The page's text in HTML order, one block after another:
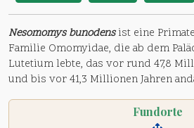
Nesomomys bunodensist eine
Familie Omomyidae, die ab dem
Lutetium lebte, das vor rund 47,8
und bis vor 41,3 Millionen Jahren
Fundorte